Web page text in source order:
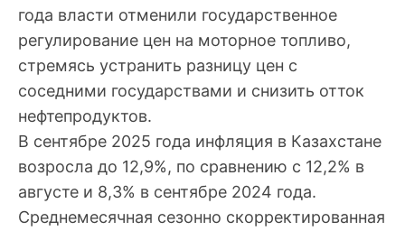
года власти отменили государственное
регулирование цен на моторное топливо,
стремясь устранить разницу цен с
соседними государствами и снизить отток
нефтепродуктов.
В сентябре 2025 года инфляция в Казахстане
возросла до 12,9%, по сравнению с 12,2% в
августе и 8,3% в сентябре 2024 года.
Среднемесячная сезонно скорректированная